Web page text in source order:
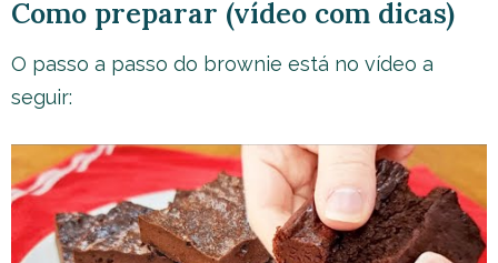
Como preparar (vídeo com dicas)
O passo a passo do brownie está no vídeo a
seguir: